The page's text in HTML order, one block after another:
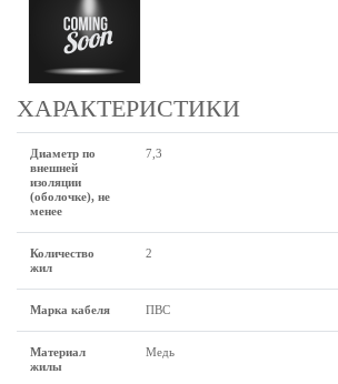
ХАРАКТЕРИСТИКИ
Диаметр по
внешней
изоляции
(оболочке), не
менее
7,3
Количество
жил
2
Марка кабеля ПВС
Материал
жилы
Медь